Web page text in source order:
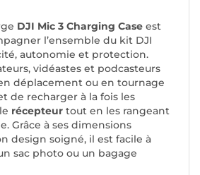
DJI Mic 3 Charging Case est
l’ensemble du kit DJI
autonomie et protection.
vidéastes et podcasteurs
déplacement ou en tournage
de recharger à la fois les
récepteur tout en les rangeant
Grâce à ses dimensions
design soigné, il est facile à
sac photo ou un bagage